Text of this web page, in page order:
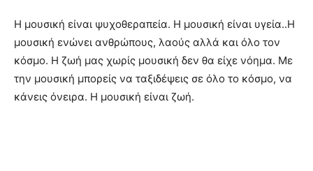
Η μουσική είναι ψυχοθεραπεία. Η μουσική είναι υγεία..Η
μουσική ενώνει ανθρώπους, λαούς αλλά και όλο τον
κόσμο. Η ζωή μας χωρίς μουσική δεν θα είχε νόημα. Με
την μουσική μπορείς να ταξιδέψεις σε όλο το κόσμο, να
κάνεις όνειρα. Η μουσική είναι ζωή.